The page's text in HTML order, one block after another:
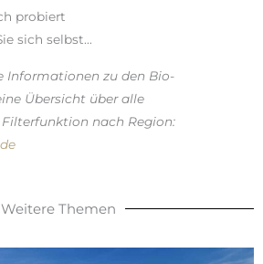
probiert
sich selbst…
Informationen zu den Bio-
Übersicht über alle
nach Region:
Weitere Themen